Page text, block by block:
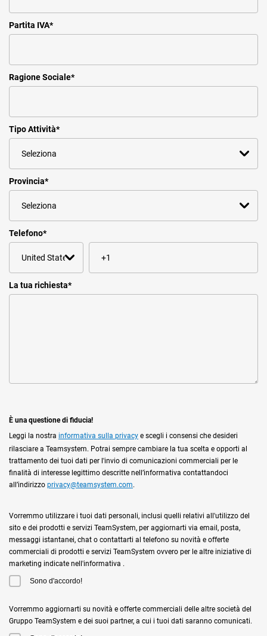
Partita IVA*
Ragione Sociale*
Tipo Attività*
Provincia*
Telefono*
La tua richiesta*
È una questione di fiducia!
Leggi la nostra informativa sulla privacy e scegli i consensi che desideri
rilasciare a Teamsystem. Potrai sempre cambiare la tua scelta e opporti al
trattamento dei tuoi dati per l'invio di comunicazioni commerciali per le
finalità di interesse legittimo descritte nell’informativa contattandoci
all’indirizzo privacy@teamsystem.com.
Vorremmo utilizzare i tuoi dati personali, inclusi quelli relativi all'utilizzo del
sito e dei prodotti e servizi TeamSystem, per aggiornarti via email, posta,
messaggi istantanei, chat o contattarti al telefono su novità e offerte
commerciali di prodotti e servizi TeamSystem ovvero per le altre iniziative di
marketing indicate nell'informativa .
Sono d'accordo!
Vorremmo aggiornarti su novità e offerte commerciali delle altre società del
Gruppo TeamSystem e dei suoi partner, a cui i tuoi dati saranno comunicati.